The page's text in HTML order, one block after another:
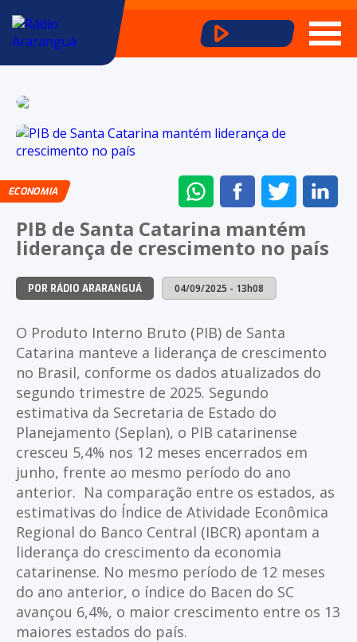
ECONOMIA
ENVIAR
NO
WHATSAPP
COMPARTILHAR
NO
FACEBOOK
NO
TWITTER
PIB de Santa Catarina mantém
liderança de crescimento no país
POR RÁDIO ARARANGUÁ 04/09/2025 - 13h08
O Produto Interno Bruto (PIB) de Santa
Catarina manteve a liderança de crescimento
no Brasil, conforme os dados atualizados do
segundo trimestre de 2025. Segundo
estimativa da Secretaria de Estado do
Planejamento (Seplan), o PIB catarinense
cresceu 5,4% nos 12 meses encerrados em
junho, frente ao mesmo período do ano
anterior. Na comparação entre os estados, as
estimativas do Índice de Atividade Econômica
Regional do Banco Central (IBCR) apontam a
liderança do crescimento da economia
catarinense. No mesmo período de 12 meses
do ano anterior, o índice do Bacen do SC
avançou 6,4%, o maior crescimento entre os 13
maiores estados do país.